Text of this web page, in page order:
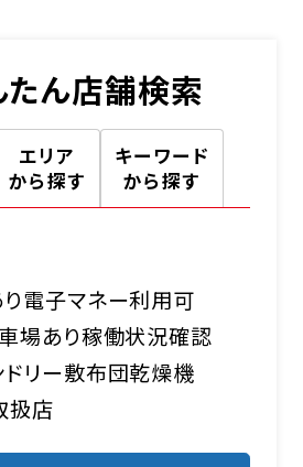
たん店舗検索
エリア
から探す
キーワード
から探す
電子マネー利用可
場あり稼働状況確認
リー敷布団乾燥機
扱店